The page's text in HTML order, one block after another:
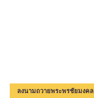
ลงนามถวายพระพรชัยมงคล